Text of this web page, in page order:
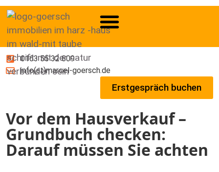
0163 55 32 809
info(at)marcel-goersch.de
Erstgespräch buchen
Vor dem Hausverkauf –
Grundbuch checken:
Darauf müssen Sie achten